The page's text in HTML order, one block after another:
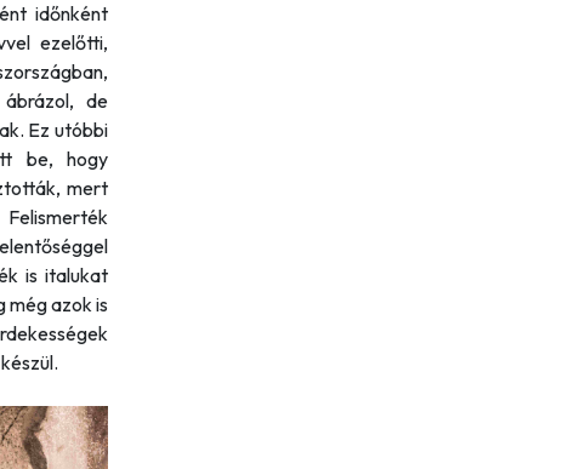
időnként
ezelőtti,
de
Ez utóbbi
be, hogy
mert
is italukat
még azok is